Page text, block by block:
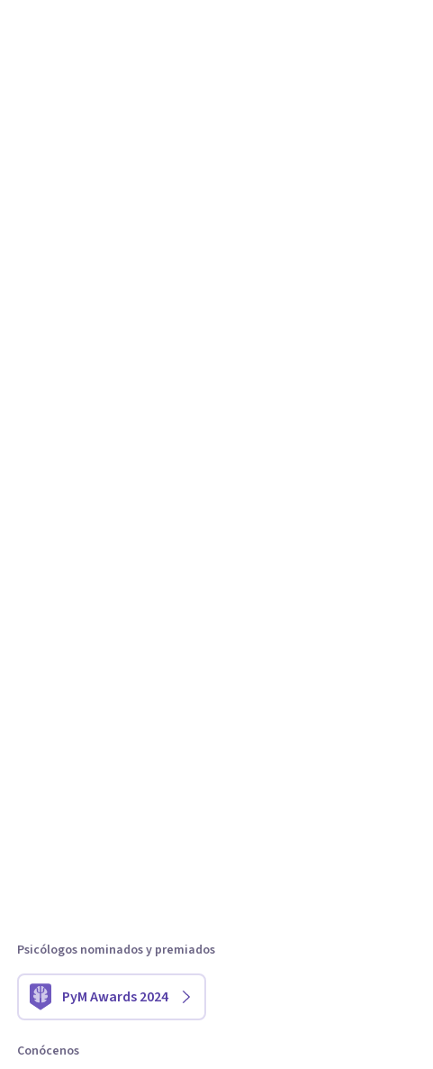
Psicólogos nominados y premiados
PyM Awards 2024
Conócenos